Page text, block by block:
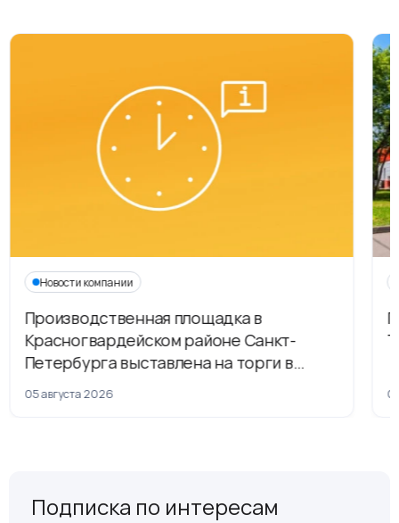
Новости компании
Производственная площадка в
Красногвардейском районе Санкт-
Петербурга выставлена на торги в
рамках приватизации
05 августа 2026
Подписка по интересам